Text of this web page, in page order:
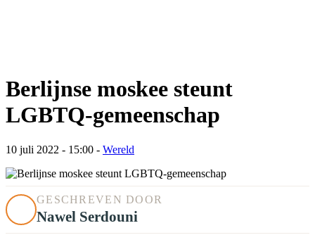
Berlijnse moskee steunt
LGBTQ-gemeenschap
10 juli 2022 - 15:00 - Wereld
GESCHREVEN DOOR
Nawel Serdouni